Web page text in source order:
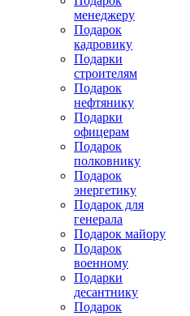
менеджеру
Подарок
кадровику
Подарки
строителям
Подарок
нефтянику
Подарки
офицерам
Подарок
полковнику
Подарок
энергетику
Подарок для
генерала
Подарок майору
Подарок
военному
Подарки
десантнику
Подарок